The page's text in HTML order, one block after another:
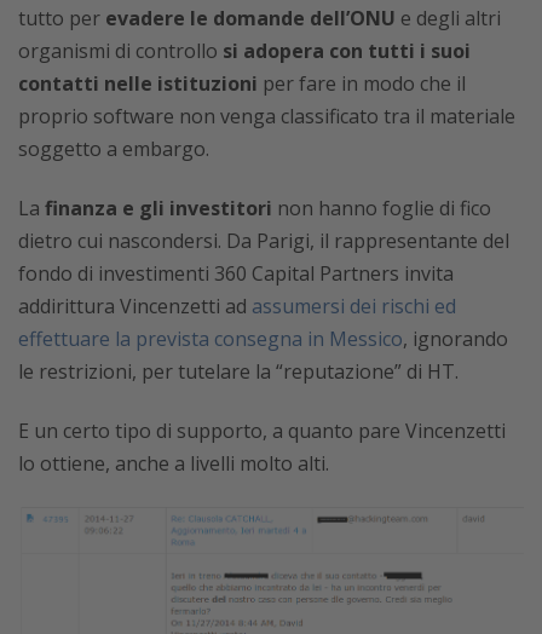
tutto per evadere le domande dell’ONU e degli altri
organismi di controllo si adopera con tutti i suoi
contatti nelle istituzioni per fare in modo che il
proprio software non venga classificato tra il materiale
soggetto a embargo.
La finanza e gli investitori non hanno foglie di fico
dietro cui nascondersi. Da Parigi, il rappresentante del
fondo di investimenti 360 Capital Partners invita
addirittura Vincenzetti ad assumersi dei rischi ed
effettuare la prevista consegna in Messico, ignorando
le restrizioni, per tutelare la “reputazione” di HT.
E un certo tipo di supporto, a quanto pare Vincenzetti
lo ottiene, anche a livelli molto alti.